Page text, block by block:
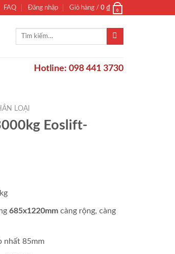
FAQ Đăng nhập Giỏ hàng / 0 ₫ 0
Tìm
Hotline: 098 441 3730
LOẠI
Eoslift-
685x1220mm càng rộng, càng
nhất 85mm